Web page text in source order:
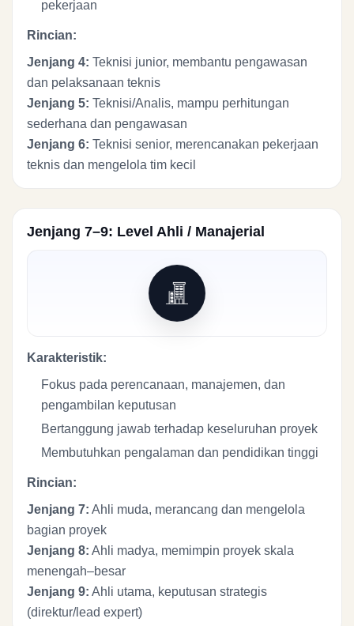
pekerjaan
Rincian:
Jenjang 4: Teknisi junior, membantu pengawasan
dan pelaksanaan teknis
Jenjang 5: Teknisi/Analis, mampu perhitungan
sederhana dan pengawasan
Jenjang 6: Teknisi senior, merencanakan pekerjaan
teknis dan mengelola tim kecil
Jenjang 7–9: Level Ahli / Manajerial
Karakteristik:
Fokus pada perencanaan, manajemen, dan
pengambilan keputusan
Bertanggung jawab terhadap keseluruhan proyek
Membutuhkan pengalaman dan pendidikan tinggi
Rincian:
Jenjang 7: Ahli muda, merancang dan mengelola
bagian proyek
Jenjang 8: Ahli madya, memimpin proyek skala
menengah–besar
Jenjang 9: Ahli utama, keputusan strategis
(direktur/lead expert)